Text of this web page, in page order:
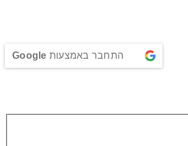
התחבר באמצעות Google